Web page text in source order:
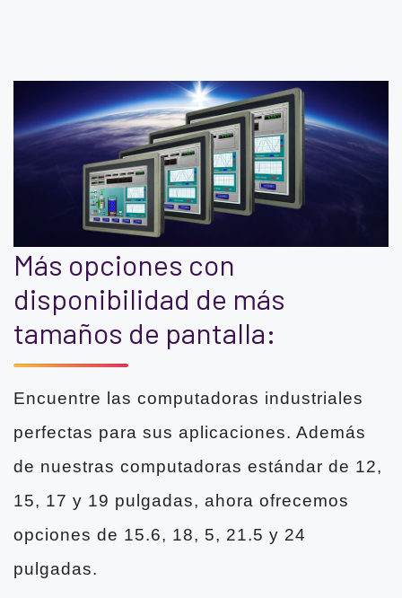
Más opciones con
disponibilidad de más
tamaños de pantalla:
Encuentre las computadoras industriales
perfectas para sus aplicaciones. Además
de nuestras computadoras estándar de 12,
15, 17 y 19 pulgadas, ahora ofrecemos
opciones de 15.6, 18, 5, 21.5 y 24
pulgadas.